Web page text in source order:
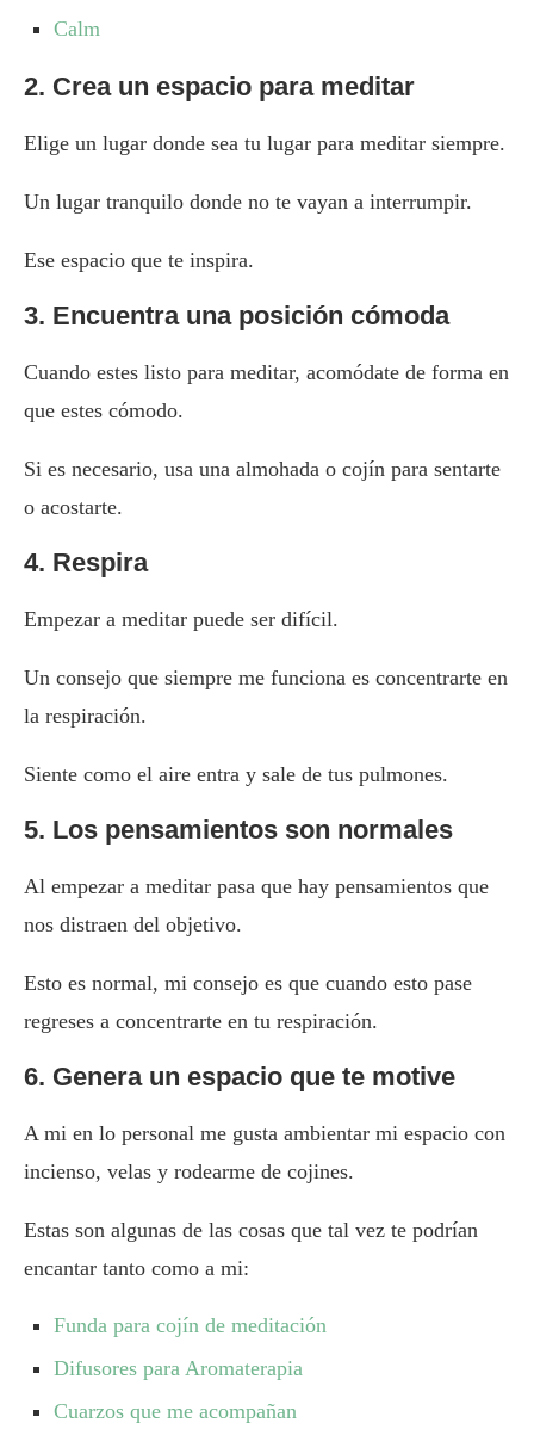
Calm
2. Crea un espacio para meditar
Elige un lugar donde sea tu lugar para meditar siempre.
Un lugar tranquilo donde no te vayan a interrumpir.
Ese espacio que te inspira.
3. Encuentra una posición cómoda
Cuando estes listo para meditar, acomódate de forma en
que estes cómodo.
Si es necesario, usa una almohada o cojín para sentarte
o acostarte.
4. Respira
Empezar a meditar puede ser difícil.
Un consejo que siempre me funciona es concentrarte en
la respiración.
Siente como el aire entra y sale de tus pulmones.
5. Los pensamientos son normales
Al empezar a meditar pasa que hay pensamientos que
nos distraen del objetivo.
Esto es normal, mi consejo es que cuando esto pase
regreses a concentrarte en tu respiración.
6. Genera un espacio que te motive
A mi en lo personal me gusta ambientar mi espacio con
incienso, velas y rodearme de cojines.
Estas son algunas de las cosas que tal vez te podrían
encantar tanto como a mi:
Funda para cojín de meditación
Difusores para Aromaterapia
Cuarzos que me acompañan